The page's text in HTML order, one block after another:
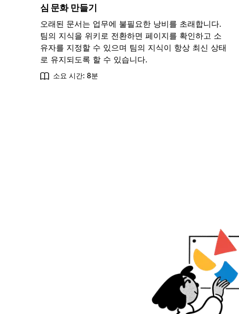
심 문화 만들기
오래된 문서는 업무에 불필요한 낭비를 초래합니다.
팀의 지식을 위키로 전환하면 페이지를 확인하고 소
유자를 지정할 수 있으며 팀의 지식이 항상 최신 상태
로 유지되도록 할 수 있습니다.
소요 시간: 8분